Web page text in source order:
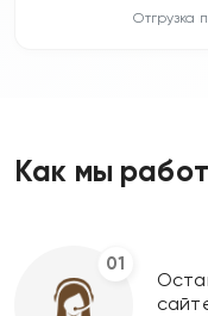
Отгрузка
Как мы
01